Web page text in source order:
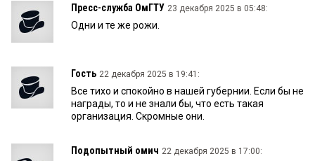
Пресс-служба ОмГТУ 23 декабря 2025 в 05:48:
Одни и те же рожи.
Гость 22 декабря 2025 в 19:41:
Все тихо и спокойно в нашей губернии. Если бы не
награды, то и не знали бы, что есть такая
организация. Скромные они.
Подопытный омич 22 декабря 2025 в 17:00: